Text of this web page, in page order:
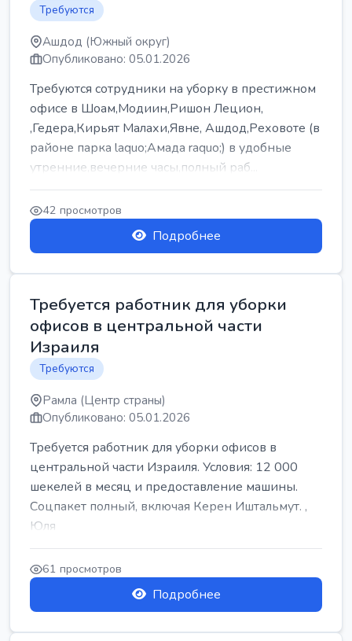
Требуются
Ашдод (Южный округ)
Опубликовано: 05.01.2026
Требуются сотрудники на уборку в престижном
офисе в Шоам,Модиин,Ришон Лецион,
,Гедера,Кирьят Малахи,Явне, Ашдод,Реховоте (в
районе парка laquo;Амада raquo;) в удобные
утренние,вечерние часы,полный раб...
42 просмотров
Подробнее
Требуется работник для уборки
офисов в центральной части
Израиля
Требуются
Рамла (Центр страны)
Опубликовано: 05.01.2026
Требуется работник для уборки офисов в
центральной части Израиля. Условия: 12 000
шекелей в месяц и предоставление машины.
Соцпакет полный, включая Керен Иштальмут. ,
Юля
61 просмотров
Подробнее